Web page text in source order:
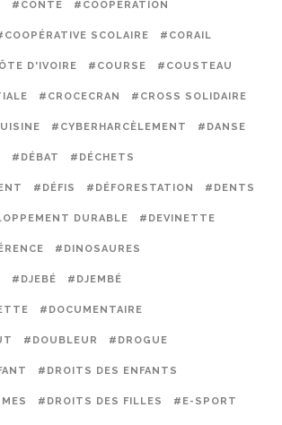
#CONTE #COOPÉRATION
SCOLAIRE #CORAIL
D'IVOIRE #COURSE #COUSTEAU
#CROCECRAN #CROSS SOLIDAIRE
#CYBERHARCÈLEMENT #DANSE
#DÉBAT #DÉCHETS
#DÉFIS #DÉFORESTATION #DENTS
DURABLE #DEVINETTE
#DINOSAURES
#DJEBÉ #DJEMBÉ
#DOCUMENTAIRE
#DOUBLEUR #DROGUE
#DROITS DES ENFANTS
#DROITS DES FILLES #E-SPORT